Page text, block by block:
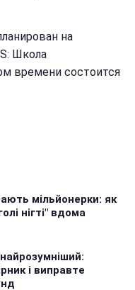
на
Школа
времени состоится
мільйонерки: як
нігті" вдома
і виправте